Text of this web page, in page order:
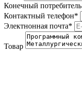
Конечный потребитель
Контактный телефон*
Электнонная почта*
Товар